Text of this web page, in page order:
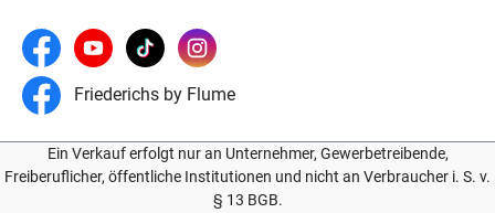
Friederichs by Flume
Ein Verkauf erfolgt nur an Unternehmer, Gewerbetreibende,
Freiberuflicher, öffentliche Institutionen und nicht an Verbraucher i. S. v.
§ 13 BGB.